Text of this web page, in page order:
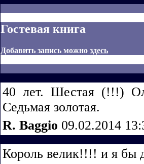
Гостевая книга
Добавить запись можно здесь
40 лет. Шестая (!!!)
Седьмая золотая.
R. Baggio 09.02.2014
Король велик!!!! и я бы